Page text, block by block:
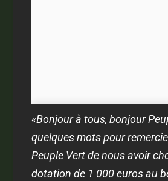
«Bonjour à tous, bonjour
quelques mots pour
Peuple Vert de nous avoir
dotation de 1 000 euros au